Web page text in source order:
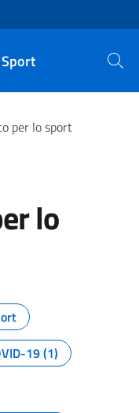
Cerca
per lo sport
lo
pagina
19 (1)